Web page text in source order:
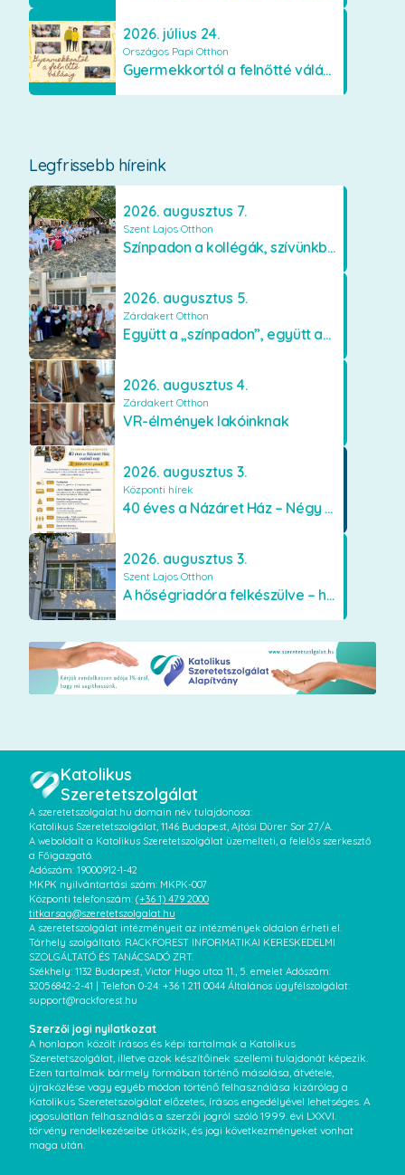
2026. július 24.
Országos Papi Otthon
Gyermekkortól a felnőtté válásig
Legfrissebb híreink
2026. augusztus 7.
Szent Lajos Otthon
Színpadon a kollégák, szívünkben a lakók
2026. augusztus 5.
Zárdakert Otthon
Együtt a „színpadon”, együtt az élményekért 🎭✨
2026. augusztus 4.
Zárdakert Otthon
VR-élmények lakóinknak
2026. augusztus 3.
Központi hírek
40 éves a Názáret Ház – Négy évtized szeretetben és gondoskodásban
2026. augusztus 3.
Szent Lajos Otthon
A hőségriadóra felkészülve – hűsítő fejlesztések a Szent Lajos Otthonban
Katolikus
Szeretetszolgálat
A szeretetszolgalat.hu domain név tulajdonosa:
Katolikus Szeretetszolgálat, 1146 Budapest, Ajtósi Dürer Sor 27/A.
A weboldalt a Katolikus Szeretetszolgálat üzemelteti, a felelős szerkesztő
a Főigazgató.
Adószám: 19000912-1-42
MKPK nyilvántartási szám: MKPK-007
Központi telefonszám: (+36 1) 479 2000
titkarsag@szeretetszolgalat.hu
A szeretetszolgálat intézményeit az intézmények oldalon érheti el.
Tárhely szolgáltató: RACKFOREST INFORMATIKAI KERESKEDELMI
SZOLGÁLTATÓ ÉS TANÁCSADÓ ZRT.
Székhely: 1132 Budapest, Victor Hugo utca 11., 5. emelet Adószám:
32056842-2-41 | Telefon 0-24: +36 1 211 0044 Általános ügyfélszolgálat:
support@rackforest.hu
Szerzői jogi nyilatkozat
A honlapon közölt írásos és képi tartalmak a Katolikus
Szeretetszolgálat, illetve azok készítőinek szellemi tulajdonát képezik.
Ezen tartalmak bármely formában történő másolása, átvétele,
újraközlése vagy egyéb módon történő felhasználása kizárólag a
Katolikus Szeretetszolgálat előzetes, írásos engedélyével lehetséges. A
jogosulatlan felhasználás a szerzői jogról szóló 1999. évi LXXVI.
törvény rendelkezéseibe ütközik, és jogi következményeket vonhat
maga után.